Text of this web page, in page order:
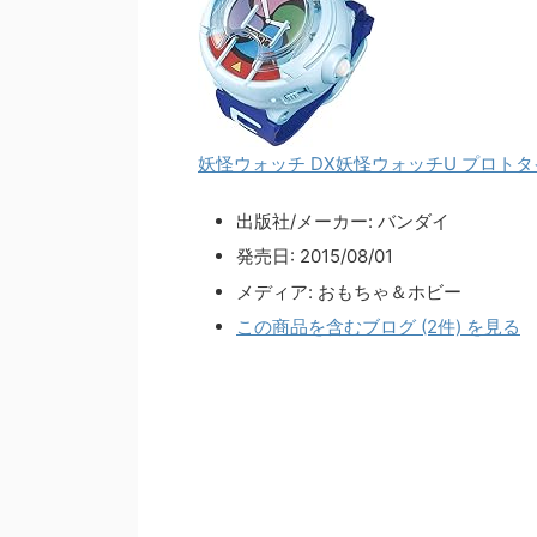
妖怪ウォッチ DX妖怪ウォッチU プロト
出版社/メーカー: バンダイ
発売日: 2015/08/01
メディア: おもちゃ＆ホビー
この商品を含むブログ (2件) を見る